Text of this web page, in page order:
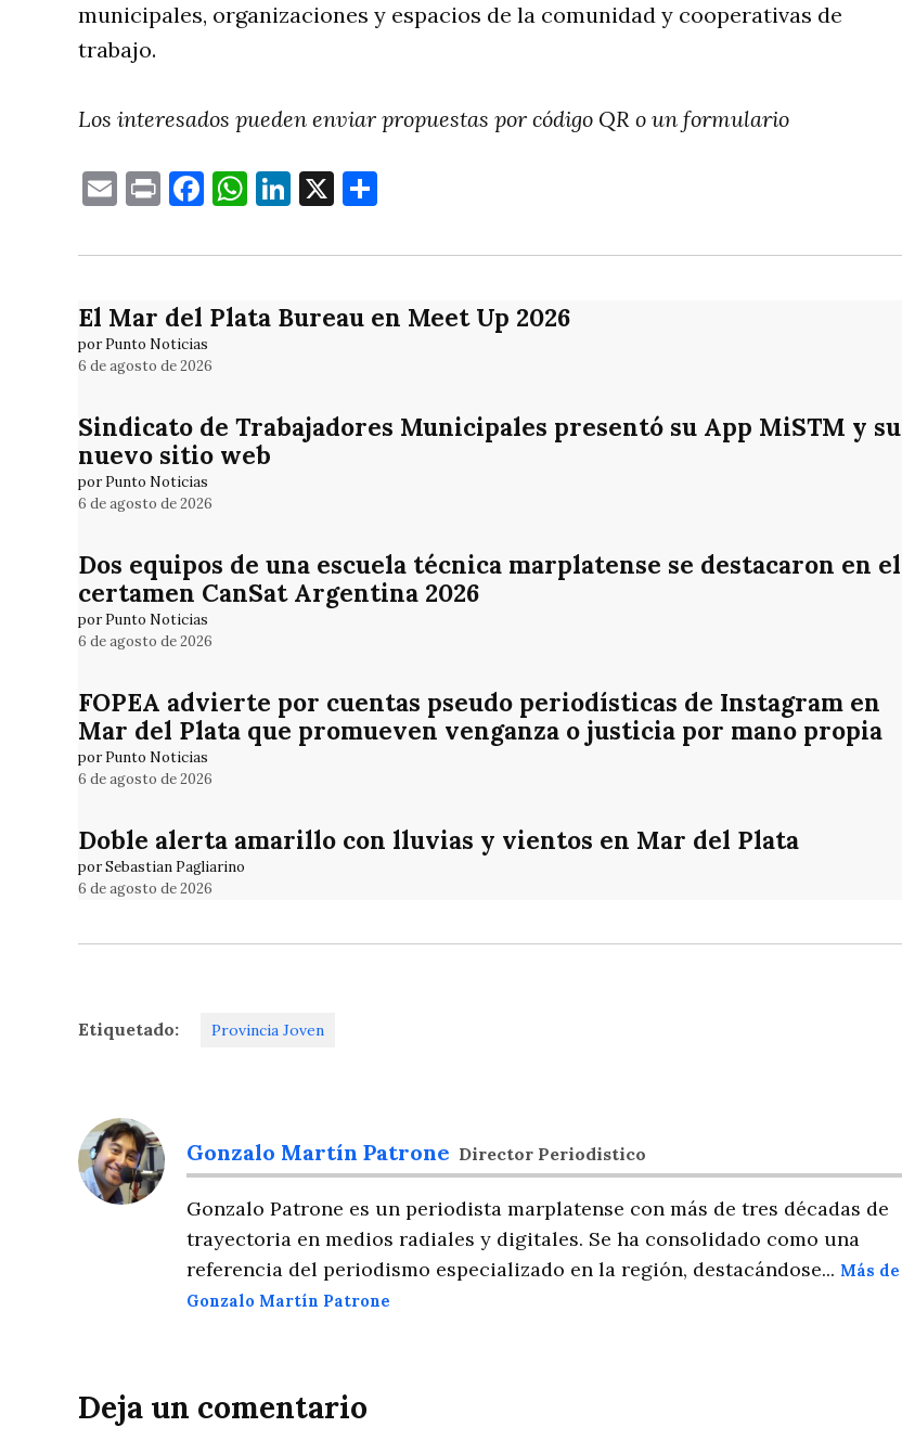
municipales, organizaciones y espacios de la comunidad y cooperativas de
trabajo.
Los interesados pueden enviar propuestas por código QR o un formulario
EmailPrintFacebook
WhatsApp
LinkedIn
X
El Mar del Plata Bureau en Meet Up 2026
por Punto Noticias
6 de agosto de 2026
Sindicato de Trabajadores Municipales presentó su App MiSTM y su
nuevo sitio web
por Punto Noticias
6 de agosto de 2026
Dos equipos de una escuela técnica marplatense se destacaron en el
certamen CanSat Argentina 2026
por Punto Noticias
6 de agosto de 2026
FOPEA advierte por cuentas pseudo periodísticas de Instagram en
Mar del Plata que promueven venganza o justicia por mano propia
por Punto Noticias
6 de agosto de 2026
Doble alerta amarillo con lluvias y vientos en Mar del Plata
por Sebastian Pagliarino
6 de agosto de 2026
Etiquetado: Provincia Joven
Gonzalo Martín Patrone Director Periodistico
Gonzalo Patrone es un periodista marplatense con más de tres décadas de
trayectoria en medios radiales y digitales. Se ha consolidado como una
referencia del periodismo especializado en la región, destacándose... Más de
Gonzalo Martín Patrone
Deja un comentario